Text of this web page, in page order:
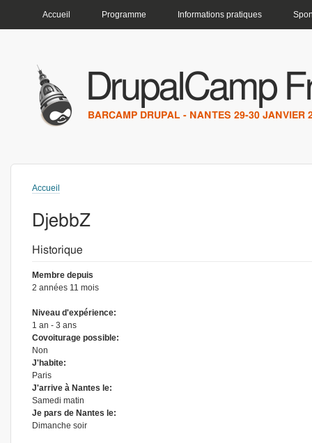
Accueil Programme Informations pratiques
DrupalCamp
BARCAMP DRUPAL - NANTES 29-30 JANVIER
Vous êtes ici
Accueil
DjebbZ
Historique
Membre depuis
2 années 11 mois
Niveau d'expérience:
1 an - 3 ans
Covoiturage possible:
Non
J'habite:
Paris
J'arrive à Nantes le:
Samedi matin
Je pars de Nantes le:
Dimanche soir